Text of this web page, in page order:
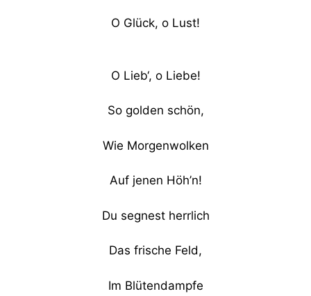
O Glück, o Lust!
O Lieb‘, o Liebe!
So golden schön,
Wie Morgenwolken
Auf jenen Höh’n!
Du segnest herrlich
Das frische Feld,
Im Blütendampfe